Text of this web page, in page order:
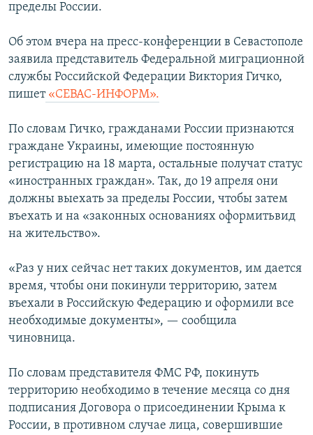
ПРОПАВШИЕ БЕЗ ВЕСТИ
ПОБЕДИТЕЛЕЙ НЕ СУДЯТ?
КРЫМ.НЕПОКОРЕННЫЙ
ELIFBE
УКРАИНСКАЯ ПРОБЛЕМА КРЫМА
Українською
Qırımtatar
ПРИСОЕДИНЯЙТЕСЬ!
Все сайты RFE/RL
пределы России.
Об этом вчера на пресс-конференции в Севастополе
заявила представитель Федеральной миграционной
службы Российской Федерации Виктория Гичко,
пишет«СЕВАС-ИНФОРМ».
По словам Гичко, гражданами России признаются
граждане Украины, имеющие постоянную
регистрацию на 18 марта, остальные получат статус
«иностранных граждан». Так, до 19 апреля они
должны выехать за пределы России, чтобы затем
въехать и на «законных основаниях оформитьвид
на жительство».
«Раз у них сейчас нет таких документов, им дается
время, чтобы они покинули территорию, затем
въехали в Российскую Федерацию и оформили все
необходимые документы», — сообщила
чиновница.
По словам представителя ФМС РФ, покинуть
территорию необходимо в течение месяца со дня
подписания Договора о присоединении Крыма к
России, в противном случае лица, совершившие